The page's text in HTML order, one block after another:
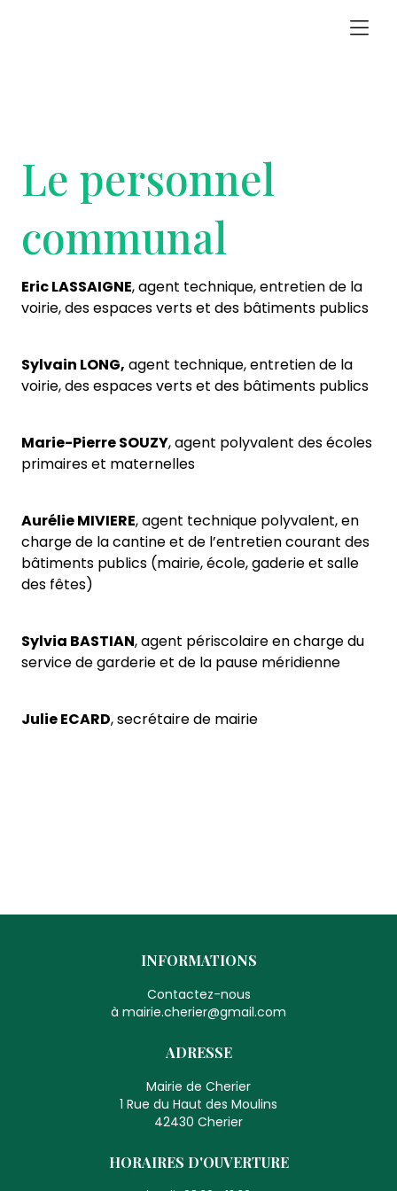
Le personnel
communal
Eric LASSAIGNE, agent technique, entretien de la
voirie, des espaces verts et des bâtiments publics
Sylvain LONG, agent technique, entretien de la
voirie, des espaces verts et des bâtiments publics
Marie-Pierre SOUZY, agent polyvalent des écoles
primaires et maternelles
Aurélie MIVIERE, agent technique polyvalent, en
charge de la cantine et de l’entretien courant des
bâtiments publics (mairie, école, gaderie et salle
des fêtes)
Sylvia BASTIAN, agent périscolaire en charge du
service de garderie et de la pause méridienne
Julie ECARD, secrétaire de mairie
INFORMATIONS
Contactez-nous
à mairie.cherier@gmail.com
ADRESSE
Mairie de Cherier
1 Rue du Haut des Moulins
42430 Cherier
HORAIRES D'OUVERTURE